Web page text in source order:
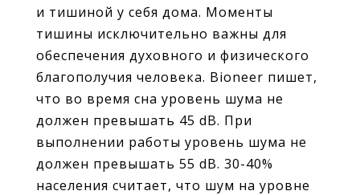
и тишиной у себя дома. Моменты
тишины исключительно важны для
обеспечения духовного и физического
благополучия человека. Bioneer пишет,
что во время сна уровень шума не
должен превышать 45 dB. При
выполнении работы уровень шума не
должен превышать 55 dB. 30-40%
населения считает, что шум на уровне